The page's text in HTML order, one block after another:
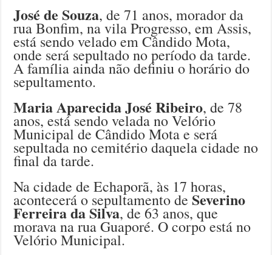
José de Souza, de 71 anos, morador da
rua Bonfim, na vila Progresso, em Assis,
está sendo velado em Cândido Mota,
onde será sepultado no período da tarde.
A família ainda não definiu o horário do
sepultamento.
Maria Aparecida José Ribeiro, de 78
anos, está sendo velada no Velório
Municipal de Cândido Mota e será
sepultada no cemitério daquela cidade no
final da tarde.
Na cidade de Echaporã, às 17 horas,
acontecerá o sepultamento deSeverino
Ferreira da Silva, de 63 anos, que
morava na rua Guaporé. O corpo está no
Velório Municipal.